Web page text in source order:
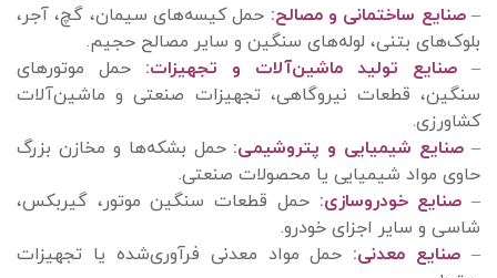
–صنایع ساختمانی و مصالح: حمل کیسه‌های سیمان، گچ، آجر،
بلوک‌های بتنی، لوله‌های سنگین و سایر مصالح حجیم.
– صنایع تولید ماشین‌آلات و تجهیزات: حمل موتورهای
سنگین، قطعات نیروگاهی، تجهیزات صنعتی و ماشین‌آلات
کشاورزی.
–صنایع شیمیایی و پتروشیمی: حمل بشکه‌ها و مخازن بزرگ
حاوی مواد شیمیایی یا محصولات صنعتی.
–صنایع خودروسازی: حمل قطعات سنگین موتور، گیربکس،
شاسی و سایر اجزای خودرو.
– صنایع معدنی: حمل مواد معدنی فرآوری‌شده یا تجهیزات